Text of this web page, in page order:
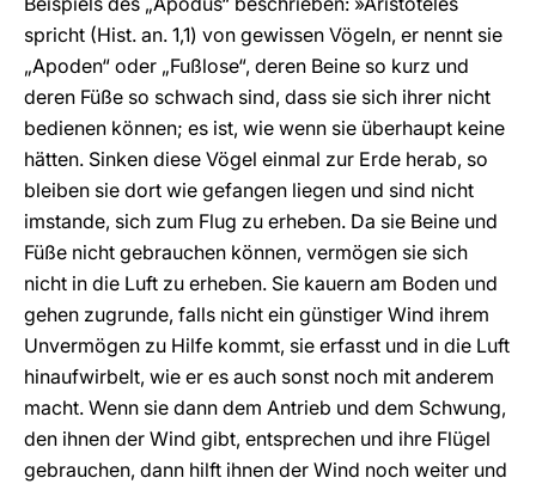
spricht (Hist. an. 1,1) von gewissen Vögeln, er nennt sie
„Apoden“ oder „Fußlose“, deren Beine so kurz und
deren Füße so schwach sind, dass sie sich ihrer nicht
bedienen können; es ist, wie wenn sie überhaupt keine
hätten. Sinken diese Vögel einmal zur Erde herab, so
bleiben sie dort wie gefangen liegen und sind nicht
imstande, sich zum Flug zu erheben. Da sie Beine und
Füße nicht gebrauchen können, vermögen sie sich
nicht in die Luft zu erheben. Sie kauern am Boden und
gehen zugrunde, falls nicht ein günstiger Wind ihrem
Unvermögen zu Hilfe kommt, sie erfasst und in die Luft
hinaufwirbelt, wie er es auch sonst noch mit anderem
macht. Wenn sie dann dem Antrieb und dem Schwung,
den ihnen der Wind gibt, entsprechen und ihre Flügel
gebrauchen, dann hilft ihnen der Wind noch weiter und